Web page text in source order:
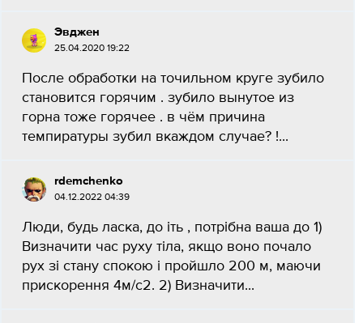
Эвджен
25.04.2020 19:22
После обработки на точильном круге зубило
становится горячим . зубило вынутое из
горна тоже горячее . в чём причина
темпиратуры зубил вкаждом случае? !...
rdemchenko
04.12.2022 04:39
Люди, будь ласка, до іть , потрібна ваша до 1)
Визначити час руху тіла, якщо воно почало
рух зі стану спокою і пройшло 200 м, маючи
прискорення 4м/с2. 2) Визначити...